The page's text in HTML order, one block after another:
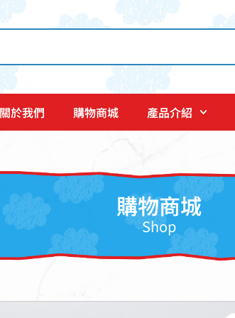
於我們 購物商城 產品介紹
購物商城
Shop